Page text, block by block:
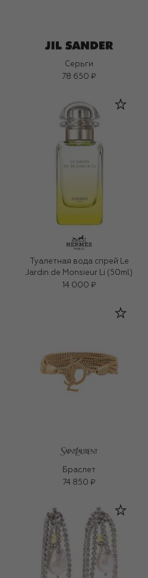
Серьги
78 650 ₽
Туалетная вода спрей Le
Jardin de Monsieur Li (50ml)
14 000 ₽
Браслет
74 850 ₽